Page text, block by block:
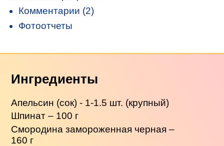
Комментарии (2)
Фотоотчеты
Ингредиенты
Апельсин (сок) - 1-1.5 шт. (крупный)
Шпинат – 100 г
Смородина замороженная черная –
160 г